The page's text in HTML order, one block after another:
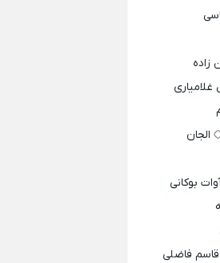
زاده
غلامیاری
الجان
بوکانی
قاسم فاضلی